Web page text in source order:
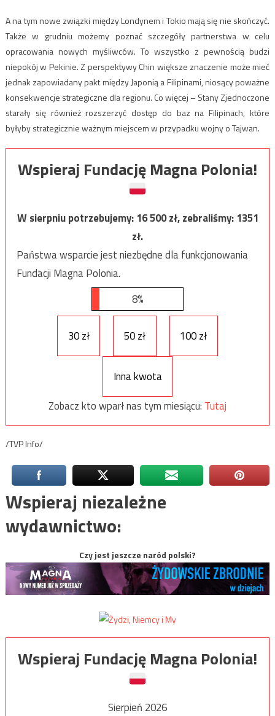
A na tym nowe związki między Londynem i Tokio mają się nie skończyć.
Także w grudniu możemy poznać szczegóły partnerstwa w celu
opracowania nowych myśliwców. To wszystko z pewnością budzi
niepokój w Pekinie. Z perspektywy Chin większe znaczenie może mieć
jednak zapowiadany pakt między Japonią a Filipinami, niosący poważne
konsekwencje strategiczne dla regionu. Co więcej – Stany Zjednoczone
starały się również rozszerzyć dostęp do baz na Filipinach, które
byłyby strategicznie ważnym miejscem w przypadku wojny o Tajwan.
Wspieraj Fundację Magna Polonia!
W sierpniu potrzebujemy:16 500zł, zebraliśmy:1351
zł.
Państwa wsparcie jest niezbędne dla funkcjonowania
Fundacji Magna Polonia.
8%
30 zł 50 zł 100 zł
Inna kwota
Zobacz kto wparł nas tym miesiącu: Tutaj
/TVP Info/
Wspieraj niezależne
wydawnictwo:
Czy jest jeszcze naród polski?
Wspieraj Fundację Magna Polonia!
Sierpień 2026